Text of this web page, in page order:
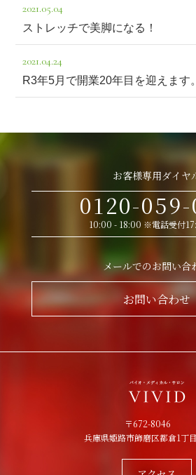
2021.05.04
ストレッチで美脚になる！
2021.04.24
R3年5月で開業20年目を迎えます。
お客様専用ダイヤ
0120-
10:00 - 18:00 ※電話受付
メールでのお問い合
お問い合わせ
〒672-8046
兵庫県姫路市飾磨区都倉1丁